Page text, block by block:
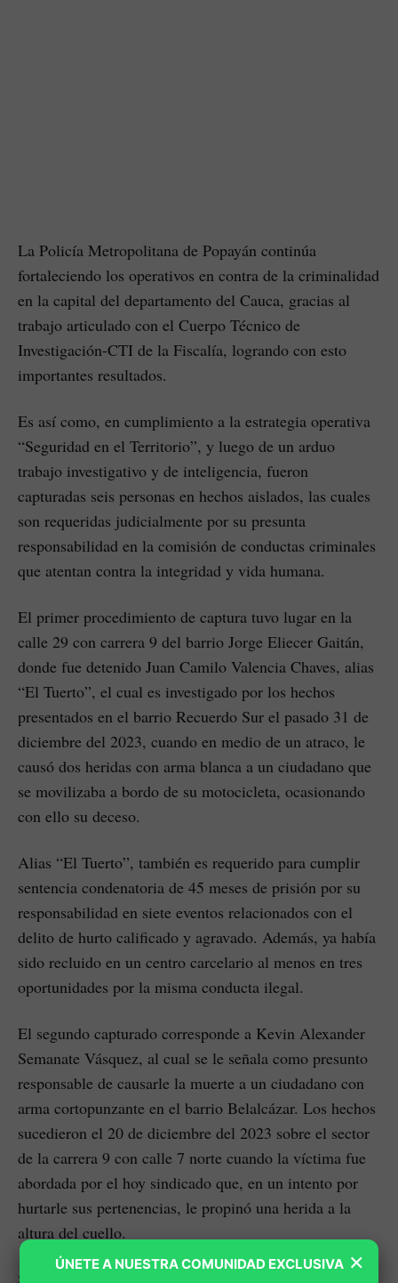
La Policía Metropolitana de Popayán continúa
fortaleciendo los operativos en contra de la criminalidad
en la capital del departamento del Cauca, gracias al
trabajo articulado con el Cuerpo Técnico de
Investigación-CTI de la Fiscalía, logrando con esto
importantes resultados.
Es así como, en cumplimiento a la estrategia operativa
“Seguridad en el Territorio”, y luego de un arduo
trabajo investigativo y de inteligencia, fueron
capturadas seis personas en hechos aislados, las cuales
son requeridas judicialmente por su presunta
responsabilidad en la comisión de conductas criminales
que atentan contra la integridad y vida humana.
El primer procedimiento de captura tuvo lugar en la
calle 29 con carrera 9 del barrio Jorge Eliecer Gaitán,
donde fue detenido Juan Camilo Valencia Chaves, alias
“El Tuerto”, el cual es investigado por los hechos
presentados en el barrio Recuerdo Sur el pasado 31 de
diciembre del 2023, cuando en medio de un atraco, le
causó dos heridas con arma blanca a un ciudadano que
se movilizaba a bordo de su motocicleta, ocasionando
con ello su deceso.
Alias “El Tuerto”, también es requerido para cumplir
sentencia condenatoria de 45 meses de prisión por su
responsabilidad en siete eventos relacionados con el
delito de hurto calificado y agravado. Además, ya había
sido recluido en un centro carcelario al menos en tres
oportunidades por la misma conducta ilegal.
El segundo capturado corresponde a Kevin Alexander
Semanate Vásquez, al cual se le señala como presunto
responsable de causarle la muerte a un ciudadano con
arma cortopunzante en el barrio Belalcázar. Los hechos
sucedieron el 20 de diciembre del 2023 sobre el sector
de la carrera 9 con calle 7 norte cuando la víctima fue
abordada por el hoy sindicado que, en un intento por
hurtarle sus pertenencias, le propinó una herida a la
altura del cuello.
Semanate Vásquez registra antecedentes judiciales por
×
ÚNETE A NUESTRA COMUNIDAD EXCLUSIVA